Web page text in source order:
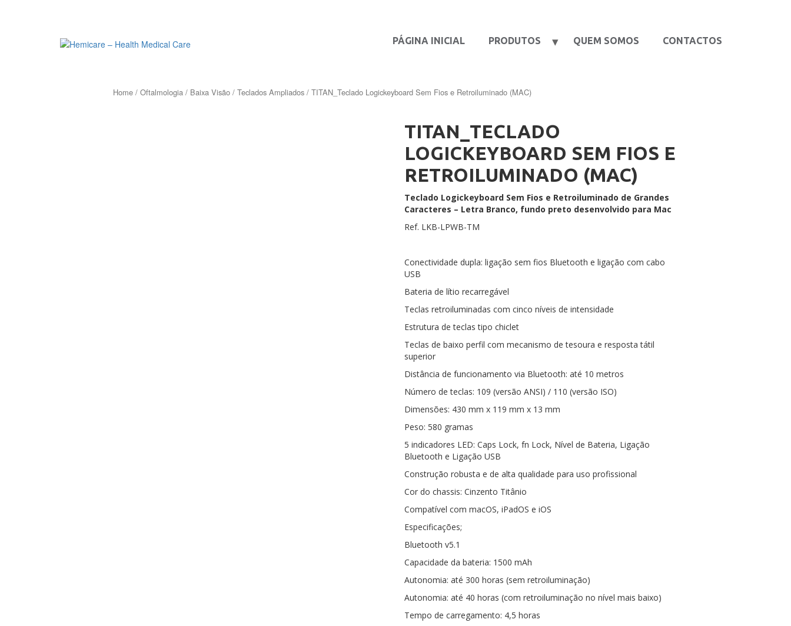
PÁGINA INICIAL PRODUTOS QUEM SOMOS CONTACTOS
Home / Oftalmologia / Baixa Visão / Teclados Ampliados / TITAN_Teclado Logickeyboard Sem Fios e Retroiluminado (MAC)
TITAN_TECLADO
LOGICKEYBOARD SEM FIOS E
RETROILUMINADO (MAC)
Teclado Logickeyboard Sem Fios e Retroiluminado de Grandes
Caracteres – Letra Branco, fundo preto desenvolvido para Mac
Ref. LKB-LPWB-TM
Conectividade dupla: ligação sem fios Bluetooth e ligação com cabo
USB
Bateria de lítio recarregável
Teclas retroiluminadas com cinco níveis de intensidade
Estrutura de teclas tipo chiclet
Teclas de baixo perfil com mecanismo de tesoura e resposta tátil
superior
Distância de funcionamento via Bluetooth: até 10 metros
Número de teclas: 109 (versão ANSI) / 110 (versão ISO)
Dimensões: 430 mm x 119 mm x 13 mm
Peso: 580 gramas
5 indicadores LED: Caps Lock, fn Lock, Nível de Bateria, Ligação
Bluetooth e Ligação USB
Construção robusta e de alta qualidade para uso profissional
Cor do chassis: Cinzento Titânio
Compatível com macOS, iPadOS e iOS
Especificações;
Bluetooth v5.1
Capacidade da bateria: 1500 mAh
Autonomia: até 300 horas (sem retroiluminação)
Autonomia: até 40 horas (com retroiluminação no nível mais baixo)
Tempo de carregamento: 4,5 horas